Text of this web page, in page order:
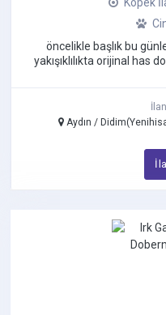
öncelikle başlık bu
yakışıklılıkta orijinal has
Aydın /